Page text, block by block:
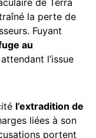
de Terra
la perte de
Fuyant
au
l’issue
l’extradition de
liées à son
portent